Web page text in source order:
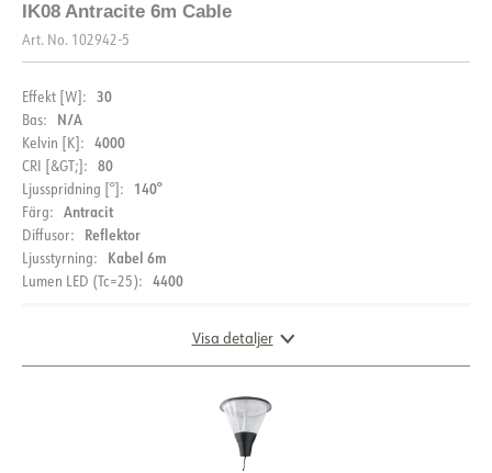
DOKUMENTATION
IK08 Antracite 6m Cable
Art. No. 102942-5
Effekt [W]: 30
Bas: N/A
Kelvin [K]: 4000
CRI [&GT;]: 80
Ljusspridning [°]: 140°
Färg: Antracit
Diffusor: Reflektor
Ljusstyrning: Kabel 6m
Lumen LED (Tc=25): 4400
Visa detaljer